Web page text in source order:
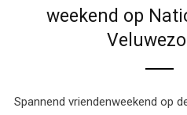
weekend op
Spannend vriendenweekend op